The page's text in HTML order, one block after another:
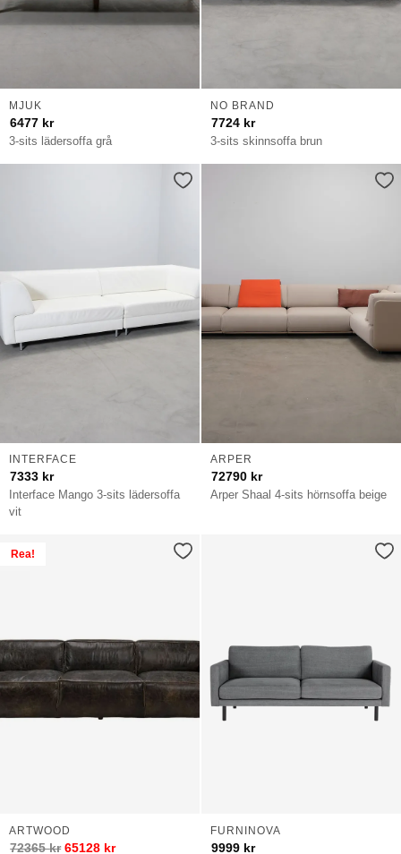
3-sits lädersoffa grå
MJUK
6477 kr
3-sits skinnsoffa brun
NO BRAND
7724 kr
Interface Mango 3-sits lädersoffa
vit
INTERFACE
7333 kr
Arper Shaal 4-sits hörnsoffa beige
ARPER
72790 kr
Rea!
ARTWOOD
72365kr 65128 kr
FURNINOVA
9999 kr